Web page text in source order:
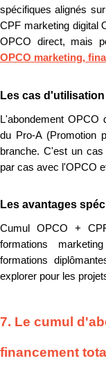
spécifiques alignés
CPF marketing digital
OPCO direct, mais
OPCO marketing,
Les cas d'utilisation
L'abondement OPCO
du Pro-A (Promotion
branche. C'est un
par cas avec l'OPCO
Les avantages
Cumul OPCO +
formations
formations
explorer pour les
7. Le cumul
financement